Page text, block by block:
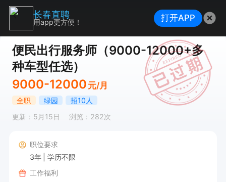
便民出行服务师（9000-12000+多
种车型任选）
9000-12000 元/月
全职 绿园
招10人
更新：5月15日
浏览：282次
职位要求
3年
学历不限
工作福利
长春直聘
用app更方便！ 打开APP